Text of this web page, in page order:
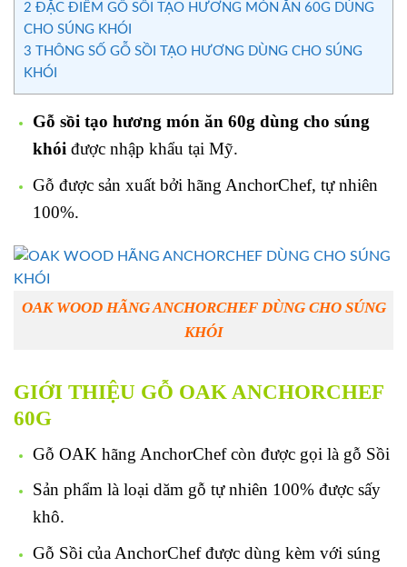
2 ĐẶC ĐIỂM GỖ SỒI TẠO HƯƠNG MÓN ĂN 60G DÙNG
CHO SÚNG KHÓI
3 THÔNG SỐ GỖ SỒI TẠO HƯƠNG DÙNG CHO SÚNG
KHÓI
Gỗ sồi tạo hương món ăn 60g dùng cho súng
khóiđược nhập khẩu tại Mỹ.
Gỗ được sản xuất bởi hãng AnchorChef, tự nhiên
100%.
OAK WOOD HÃNG ANCHORCHEF DÙNG CHO SÚNG
KHÓI
GIỚI THIỆU GỖ OAK ANCHORCHEF
60G
Gỗ OAK hãng AnchorChef còn được gọi là gỗ Sồi
Sản phẩm là loại dăm gỗ tự nhiên 100% được sấy
khô.
Gỗ Sồi của AnchorChef được dùng kèm với súng